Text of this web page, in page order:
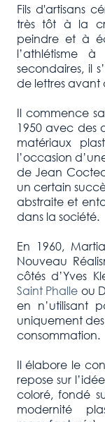
Fils d'artisans
très tôt à la
peindre et à
l’athlétisme
secondaires, il
de lettres avant
Il commence
1950 avec des
matériaux
l’occasion
de Jean
un certain
abstraite et
dans la société.
En 1960,
Nouveau
côtés d’Yves
Saint Phalle ou
en n’utilisant
uniquement
consommation.
Il élabore le
repose sur
coloré, fondé
modernité